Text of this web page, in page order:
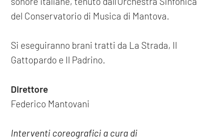
del Conservatorio di Musica di Mantova.
Si eseguiranno brani tratti da La Strada, Il
Gattopardo e Il Padrino.
Direttore
Federico Mantovani
Interventi coreografici a cura di